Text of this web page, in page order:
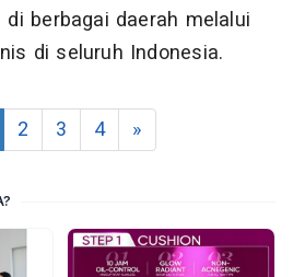
berbagai daerah melalui
di seluruh Indonesia.
2 3 4 »